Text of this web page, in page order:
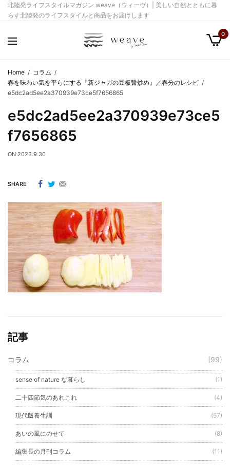
北陸発ライフスタイルマガジン weave（ウィーヴ）| 美しい自然とともに暮
らす北陸発のライフスタイルと商品をお届けします
0
Home
コラム
春を味わい気を平らにする『新ジャガの豆板醤炒め』／春分のレシピ
e5dc2ad5ee2a370939e73ce5f7656865
e5dc2ad5ee2a370939e73ce5
f7656865
ON 2023.9.30
SHARE
記事
コラム (99)
sense of nature な暮らし (1)
二十四節気のあれこれ (4)
現代版養生訓 (57)
あいの風にのせて (8)
編集長の月刊コラム (11)